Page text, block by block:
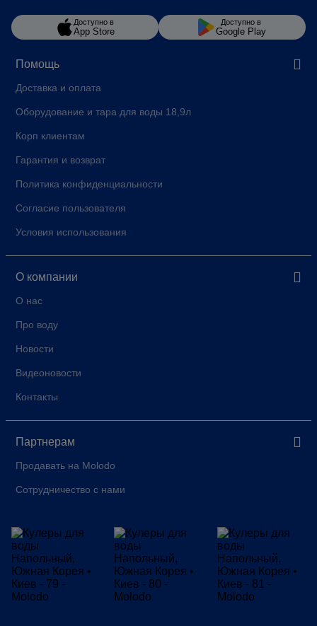
Помощь
Доставка и оплата
Оборудование и тара для воды 18,9л
Корп клиентам
Гарантия и возврат
Политика конфиденциальности
Согласие пользователя
Условия использования
О компании
О нас
Про воду
Новости
Видеоновости
Контакты
Партнерам
Продавать на Molodo
Сотрудничество с нами
Доступно в
App Store
Доступно в
Google Play